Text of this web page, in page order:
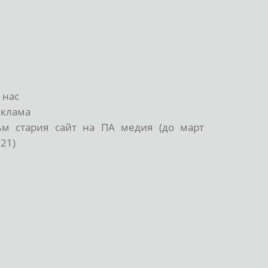
нас
стария сайт на ПА медия (до март